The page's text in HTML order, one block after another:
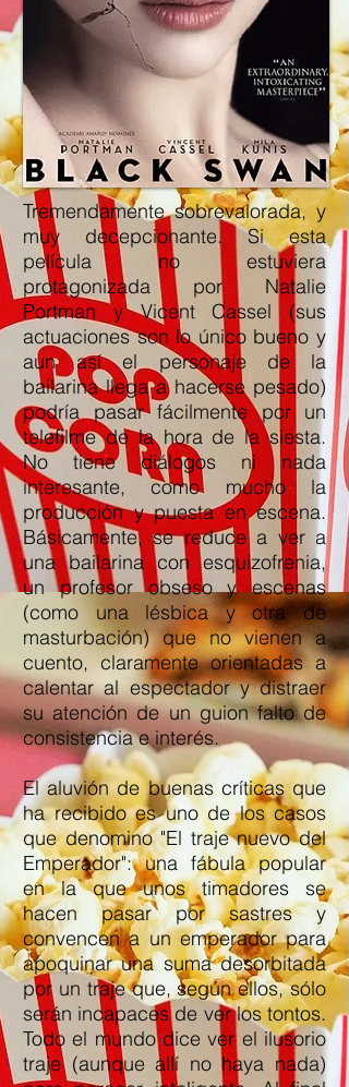
Tremendamente sobrevalorada, y
muy decepcionante. Si esta
película no estuviera
protagonizada por Natalie
Portman y Vicent Cassel (sus
actuaciones son lo único bueno y
aun así el personaje de la
bailarina llega a hacerse pesado)
podría pasar fácilmente por un
telefilme de la hora de la siesta.
No tiene diálogos ni nada
interesante, como mucho la
producción y puesta en escena.
Básicamente, se reduce a ver a
una bailarina con esquizofrenia,
un profesor obseso y escenas
(como una lésbica y otra de
masturbación) que no vienen a
cuento, claramente orientadas a
calentar al espectador y distraer
su atención de un guion falto de
consistencia e interés.
El aluvión de buenas críticas que
ha recibido es uno de los casos
que denomino "El traje nuevo del
Emperador": una fábula popular
en la que unos timadores se
hacen pasar por sastres y
convencen a un emperador para
apoquinar una suma desorbitada
por un traje que, según ellos, sólo
serán incapaces de ver los tontos.
Todo el mundo dice ver el ilusorio
traje (aunque allí no haya nada)